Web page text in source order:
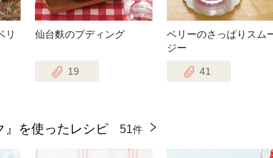
リ
仙台麩のプディング
19
ベリーのさっぱりスム
ジー
41
』を使ったレシピ 51 件